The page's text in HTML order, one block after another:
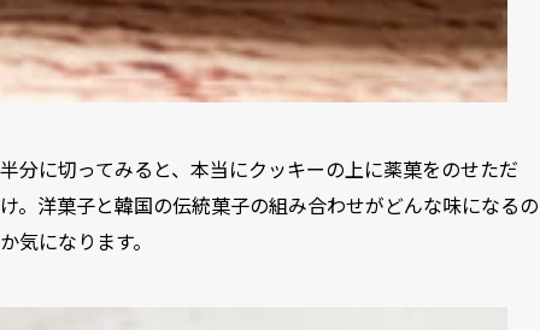
半分に切ってみると、本当にクッキーの上に薬菓をのせただ
け。洋菓子と韓国の伝統菓子の組み合わせがどんな味になるの
か気になります。